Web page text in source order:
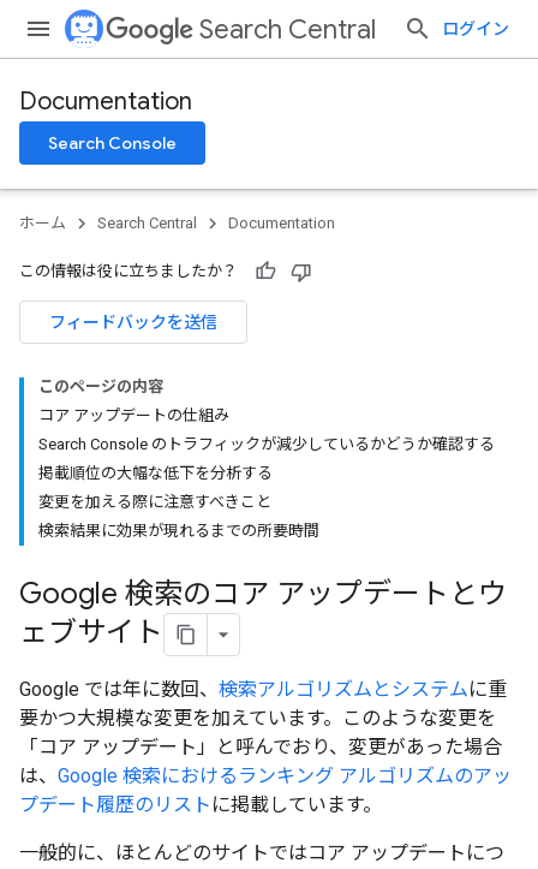
Search Central ログイン
Documentation
Search Console
ホーム Search Central Documentation
この情報は役に立ちましたか？
フィードバックを送信
このページの内容
コア アップデートの仕組み
Search Console のトラフィックが減少しているかどうか確認する
掲載順位の大幅な低下を分析する
変更を加える際に注意すべきこと
検索結果に効果が現れるまでの所要時間
Google 検索のコア アップデートとウ
ェブサイト
Google では年に数回、 検索アルゴリズムとシステムに重
要かつ大規模な変更を加えています。このような変更を
「コア アップデート」と呼んでおり、変更があった場合
は、 Google 検索におけるランキング アルゴリズムのアッ
プデート履歴のリスト に掲載しています。
一般的に、ほとんどのサイトではコア アップデートにつ